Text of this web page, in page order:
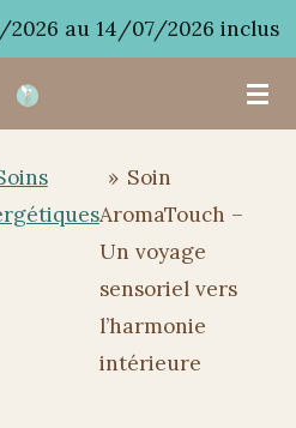
2026 au 14/07/2026 inclus
» Soin
AromaTouch –
Un voyage
sensoriel vers
l’harmonie
intérieure